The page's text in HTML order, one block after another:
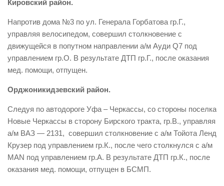
Кировский район.
Напротив дома №3 по ул. Генерала Горбатова гр.Г.,
управляя велосипедом, совершил столкновение с
движущейся в попутном направлении а/м Ауди Q7 под
управлением гр.О. В результате ДТП гр.Г., после оказания
мед. помощи, отпущен.
Орджоникидзевский район.
Следуя по автодороге Уфа – Черкассы, со стороны поселка
Новые Черкассы в сторону Бирского тракта, гр.В., управляя
а/м ВАЗ — 2131, совершил столкновение с а/м Тойота Ленд
Крузер под управлением гр.К., после чего столкнулся с а/м
МAN под управлением гр.А. В результате ДТП гр.К., после
оказания мед. помощи, отпущен в БСМП.